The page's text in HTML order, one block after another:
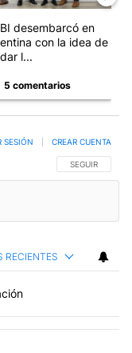
desembarcó en
con la idea de
l...
5 comentarios
SIGA ESTA
SEGUIR
SESIÓN CREAR CUENTA
RECIENTES